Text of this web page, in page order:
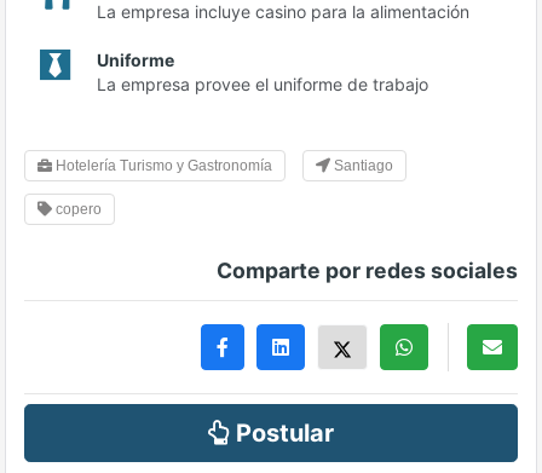
La empresa incluye casino para la alimentación
Uniforme
La empresa provee el uniforme de trabajo
Hotelería Turismo y Gastronomía Santiago
copero
Comparte por redes sociales
Postular